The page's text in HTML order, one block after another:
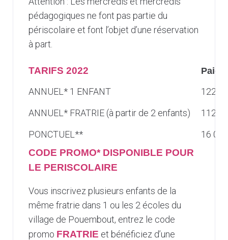
pédagogiques ne font pas partie du
périscolaire et font l’objet d’une réservation
à part.
TARIFS 2022
ANNUEL* 1 ENFANT
122
ANNUEL* FRATRIE (à partir de 2 enfants)
112
PONCTUEL**
16
CODE PROMO* DISPONIBLE POUR
LE PERISCOLAIRE
Vous inscrivez plusieurs enfants de la
même fratrie dans 1 ou les 2 écoles du
village de Pouembout, entrez le code
promo FRATRIE et bénéficiez d’une